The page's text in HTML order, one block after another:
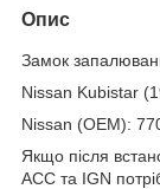
Опис
Замок
Nissan Kubistar
Nissan (OEM):
Якщо після
ACC та IGN